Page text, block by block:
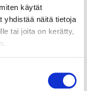
käytät
yhdistää näitä tietoja
tai joita on kerätty,